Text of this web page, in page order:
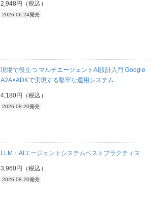
2,948円（税込）
2026.06.24発売
現場で役立つ マルチエージェントAI設計入門 Google
A2A×ADKで実現する堅牢な運用システム
4,180円（税込）
2026.08.20発売
LLM・AIエージェントシステムベストプラクティス
3,960円（税込）
2026.08.20発売